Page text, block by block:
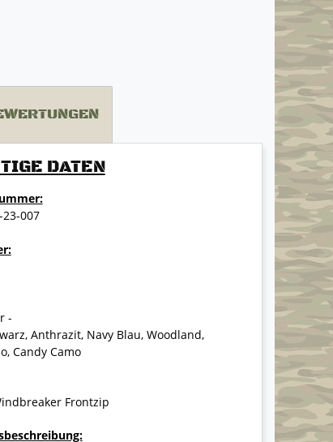
DATEN
23-007
-
Anthrazit, Navy Blau, Woodland,
Candy Camo
Frontzip